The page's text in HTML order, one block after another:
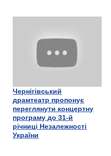
Чернігівський
драмтеатр пропонує
переглянути концертну
програму до 31-й
річниці Незалежності
України